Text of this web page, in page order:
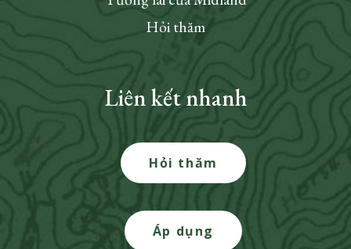
Hỏi thăm
Liên kết nhanh
Hỏi thăm
Áp dụng